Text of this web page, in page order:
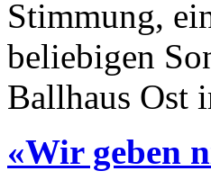
Stimmung,
beliebigen
Ballhaus Ost
«Wir geben